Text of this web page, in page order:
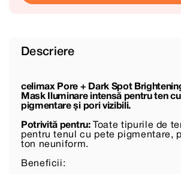
Descriere
celimax Pore + Dark Spot
Mask Iluminare intensă pentru ten
pigmentare și pori vizibili.
Potrivită pentru:Toate tipurile de
pentru tenul cu pete pigmentare,
ton neuniform.
Beneficii: